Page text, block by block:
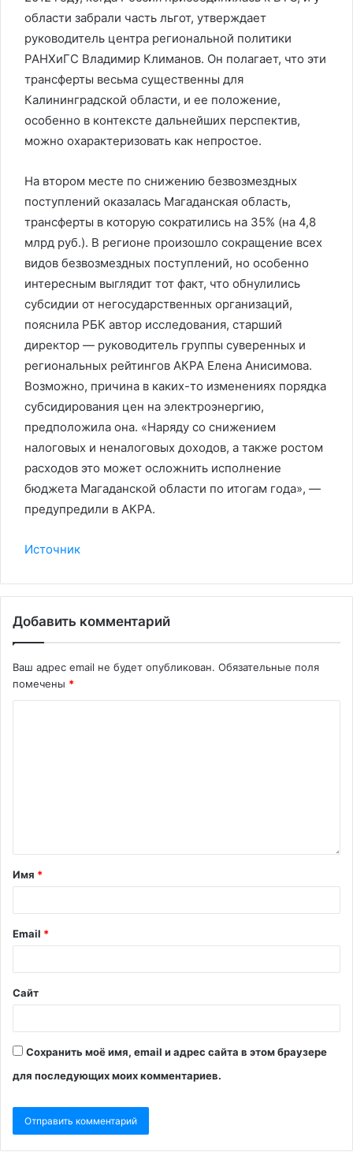
области забрали часть льгот, утверждает
руководитель центра региональной политики
РАНХиГС Владимир Климанов. Он полагает, что эти
трансферты весьма существенны для
Калининградской области, и ее положение,
особенно в контексте дальнейших перспектив,
можно охарактеризовать как непростое.
На втором месте по снижению безвозмездных
поступлений оказалась Магаданская область,
трансферты в которую сократились на 35% (на 4,8
млрд руб.). В регионе произошло сокращение всех
видов безвозмездных поступлений, но особенно
интересным выглядит тот факт, что обнулились
субсидии от негосударственных организаций,
пояснила РБК автор исследования, старший
директор — руководитель группы суверенных и
региональных рейтингов АКРА Елена Анисимова.
Возможно, причина в каких-то изменениях порядка
субсидирования цен на электроэнергию,
предположила она. «Наряду со снижением
налоговых и неналоговых доходов, а также ростом
расходов это может осложнить исполнение
бюджета Магаданской области по итогам года», —
предупредили в АКРА.
Источник
Добавить комментарий
Ваш адрес email не будет опубликован. Обязательные поля
помечены *
Имя *
Email *
Сайт
Сохранить моё имя, email и адрес сайта в этом браузере
для последующих моих комментариев.